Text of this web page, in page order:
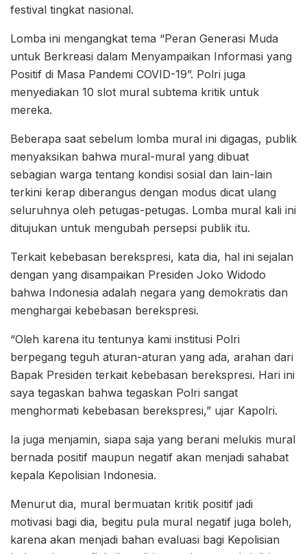
festival tingkat nasional.
Lomba ini mengangkat tema “Peran Generasi Muda
untuk Berkreasi dalam Menyampaikan Informasi yang
Positif di Masa Pandemi COVID-19”. Polri juga
menyediakan 10 slot mural subtema kritik untuk
mereka.
Beberapa saat sebelum lomba mural ini digagas, publik
menyaksikan bahwa mural-mural yang dibuat
sebagian warga tentang kondisi sosial dan lain-lain
terkini kerap diberangus dengan modus dicat ulang
seluruhnya oleh petugas-petugas. Lomba mural kali ini
ditujukan untuk mengubah persepsi publik itu.
Terkait kebebasan berekspresi, kata dia, hal ini sejalan
dengan yang disampaikan Presiden Joko Widodo
bahwa Indonesia adalah negara yang demokratis dan
menghargai kebebasan berekspresi.
“Oleh karena itu tentunya kami institusi Polri
berpegang teguh aturan-aturan yang ada, arahan dari
Bapak Presiden terkait kebebasan berekspresi. Hari ini
saya tegaskan bahwa tegaskan Polri sangat
menghormati kebebasan berekspresi,” ujar Kapolri.
Ia juga menjamin, siapa saja yang berani melukis mural
bernada positif maupun negatif akan menjadi sahabat
kepala Kepolisian Indonesia.
Menurut dia, mural bermuatan kritik positif jadi
motivasi bagi dia, begitu pula mural negatif juga boleh,
karena akan menjadi bahan evaluasi bagi Kepolisian